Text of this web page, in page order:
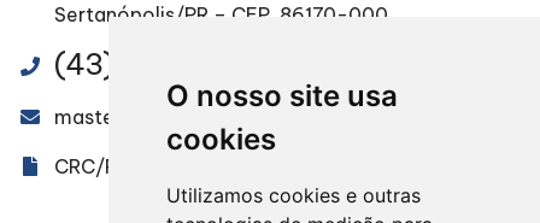
O nosso site usa
cookies
Utilizamos cookies e outras
Sertanópolis/PR – CEP. 86170-000
(43) 3232-4491
masteraudit@masteraudit.com.br
CRC/PR 005851/O-9